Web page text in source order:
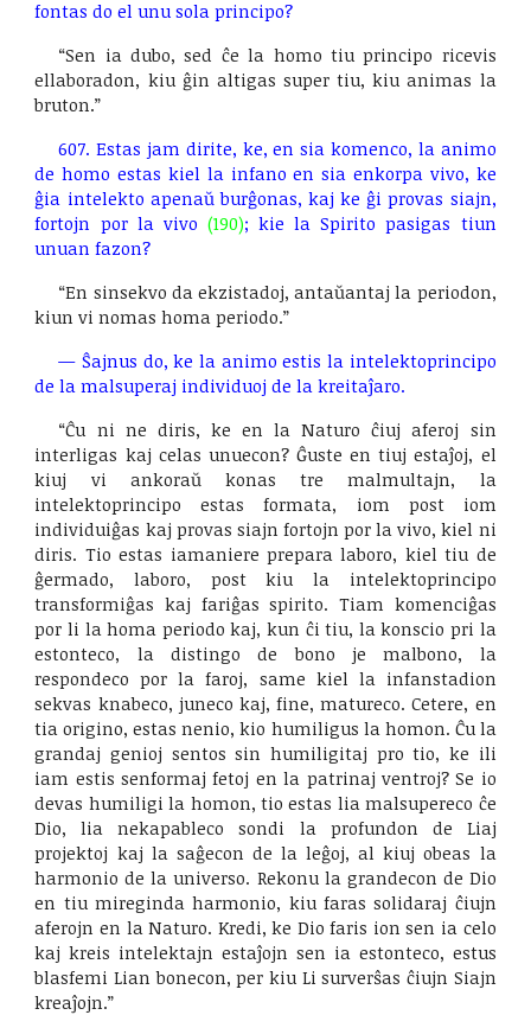
fontas do el unu sola principo?
“Sen ia dubo, sed ĉe la homo tiu principo ricevis
ellaboradon, kiu ĝin altigas super tiu, kiu animas la
bruton.”
607. Estas jam dirite, ke, en sia komenco, la animo
de homo estas kiel la infano en sia enkorpa vivo, ke
ĝia intelekto apenaŭ burĝonas, kaj ke ĝi provas siajn,
fortojn por la vivo (190); kie la Spirito pasigas tiun
unuan fazon?
“En sinsekvo da ekzistadoj, antaŭantaj la periodon,
kiun vi nomas homa periodo.”
—Ŝajnus do, ke la animo estis la intelektoprincipo
de la malsuperaj individuoj de la kreitaĵaro.
“Ĉu ni ne diris, ke en la Naturo ĉiuj aferoj sin
interligas kaj celas unuecon? Ĝuste en tiuj estaĵoj, el
kiuj vi ankoraŭ konas tre malmultajn, la
intelektoprincipo estas formata, iom post iom
individuiĝas kaj provas siajn fortojn por la vivo, kiel ni
diris. Tio estas iamaniere prepara laboro, kiel tiu de
ĝermado, laboro, post kiu la intelektoprincipo
transformiĝas kaj fariĝas spirito. Tiam komenciĝas
por li la homa periodo kaj, kun ĉi tiu, la konscio pri la
estonteco, la distingo de bono je malbono, la
respondeco por la faroj, same kiel la infanstadion
sekvas knabeco, juneco kaj, fine, matureco. Cetere, en
tia origino, estas nenio, kio humiligus la homon. Ĉu la
grandaj genioj sentos sin humiligitaj pro tio, ke ili
iam estis senformaj fetoj en la patrinaj ventroj? Se io
devas humiligi la homon, tio estas lia malsupereco ĉe
Dio, lia nekapableco sondi la profundon de Liaj
projektoj kaj la saĝecon de la leĝoj, al kiuj obeas la
harmonio de la universo. Rekonu la grandecon de Dio
en tiu mireginda harmonio, kiu faras solidaraj ĉiujn
aferojn en la Naturo. Kredi, ke Dio faris ion sen ia celo
kaj kreis intelektajn estaĵojn sen ia estonteco, estus
blasfemi Lian bonecon, per kiu Li surverŝas ĉiujn Siajn
kreaĵojn.”